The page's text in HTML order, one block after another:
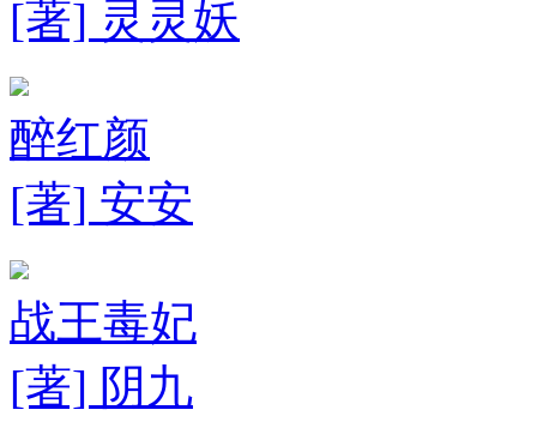
[著] 灵灵妖
醉红颜
[著] 安安
战王毒妃
[著] 阴九